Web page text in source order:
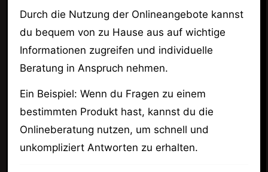
Durch die Nutzung der Onlineangebote kannst
du bequem von zu Hause aus auf wichtige
Informationen zugreifen und individuelle
Beratung in Anspruch nehmen.
Ein Beispiel: Wenn du Fragen zu einem
bestimmten Produkt hast, kannst du die
Onlineberatung nutzen, um schnell und
unkompliziert Antworten zu erhalten.